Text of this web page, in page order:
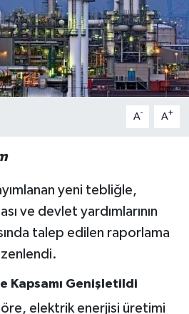
A- A+
yeni tebliğle,
ve devlet yardımlarının
talep edilen raporlama
Kapsamı Genişletildi
elektrik enerjisi üretimi